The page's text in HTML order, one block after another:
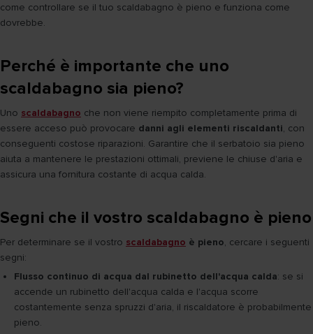
come controllare se il tuo scaldabagno è pieno e funziona come
dovrebbe.
Perché è importante che uno
scaldabagno sia pieno?
Uno scaldabagno che non viene riempito completamente prima di
essere acceso può provocare danni agli elementi riscaldanti, con
conseguenti costose riparazioni. Garantire che il serbatoio sia pieno
aiuta a mantenere le prestazioni ottimali, previene le chiuse d'aria e
assicura una fornitura costante di acqua calda.
Segni che il vostro scaldabagno è pieno
Per determinare se il vostro scaldabagno è pieno, cercare i seguenti
segni:
Flusso continuo di acqua dal rubinetto dell'acqua calda: se si
accende un rubinetto dell'acqua calda e l'acqua scorre
costantemente senza spruzzi d'aria, il riscaldatore è probabilmente
pieno.